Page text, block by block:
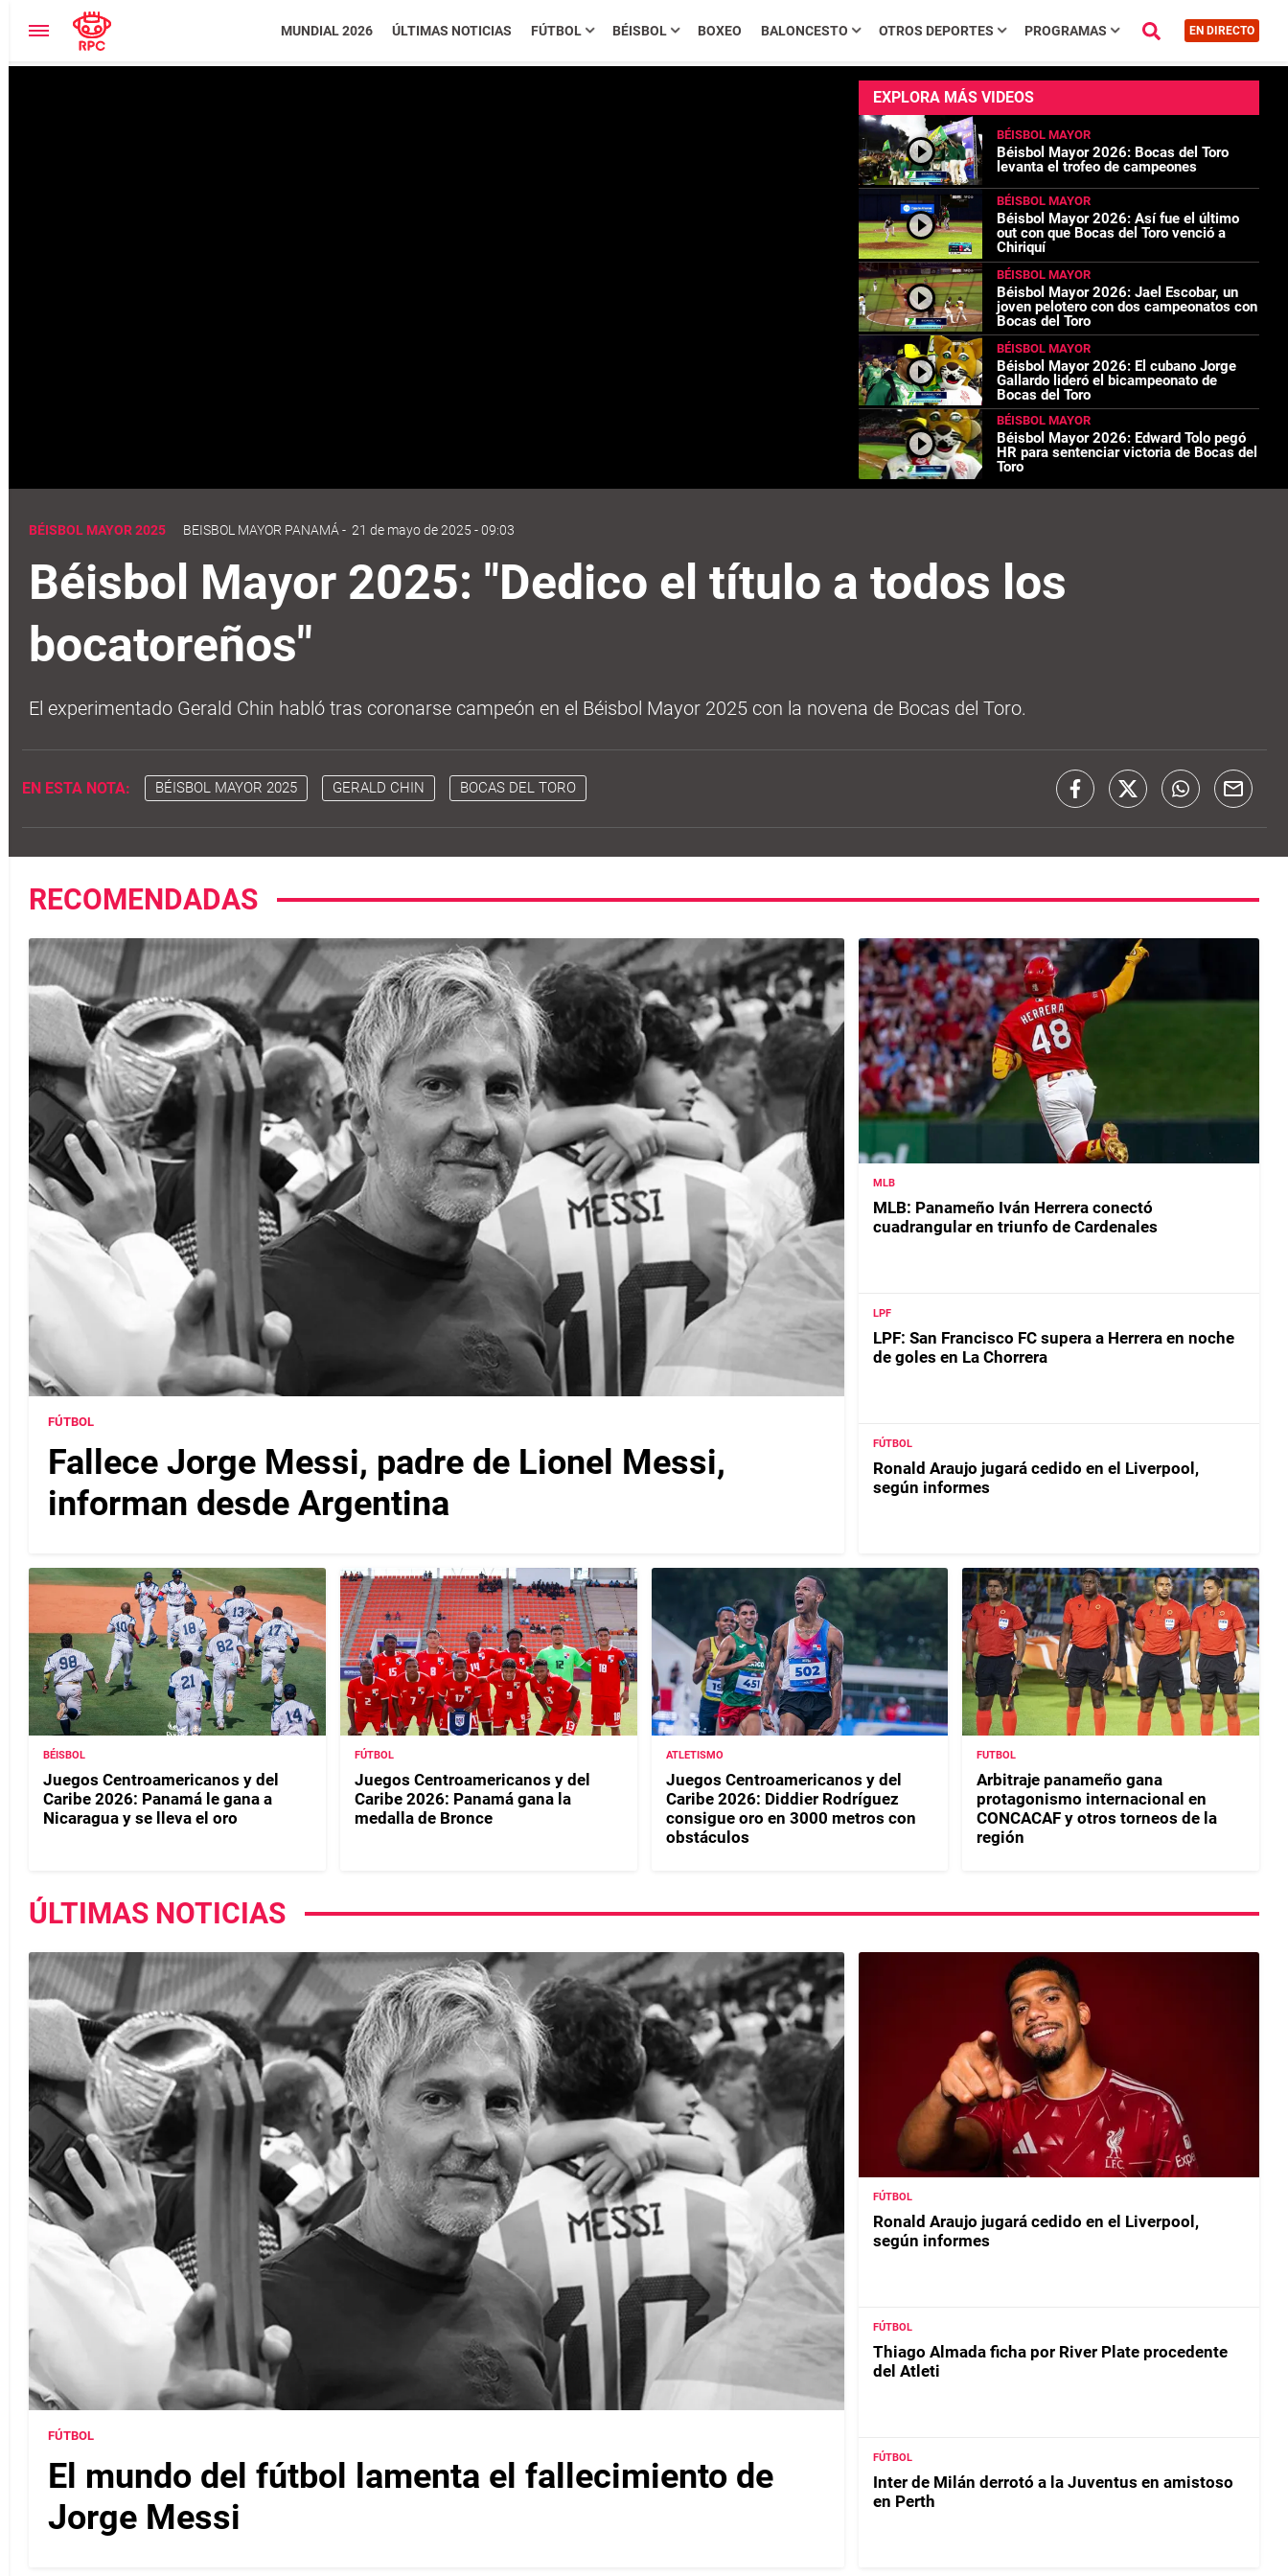
MUNDIAL 2026 ÚLTIMAS NOTICIAS FÚTBOL BÉISBOL BOXEO BALONCESTO OTROS DEPORTES PROGRAMAS EN DIRECTO
EXPLORA MÁS VIDEOS
BÉISBOL MAYOR
Béisbol Mayor 2026: Bocas del Toro
levanta el trofeo de campeones
BÉISBOL MAYOR
Béisbol Mayor 2026: Así fue el último
out con que Bocas del Toro venció a
Chiriquí
BÉISBOL MAYOR
Béisbol Mayor 2026: Jael Escobar, un
joven pelotero con dos campeonatos con
Bocas del Toro
BÉISBOL MAYOR
Béisbol Mayor 2026: El cubano Jorge
Gallardo lideró el bicampeonato de
Bocas del Toro
BÉISBOL MAYOR
Béisbol Mayor 2026: Edward Tolo pegó
HR para sentenciar victoria de Bocas del
Toro
BÉISBOL MAYOR 2025 BEISBOL MAYOR PANAMÁ - 21 de mayo de 2025 - 09:03
Béisbol Mayor 2025: "Dedico el título a todos los
bocatoreños"
El experimentado Gerald Chin habló tras coronarse campeón en el Béisbol Mayor 2025 con la novena de Bocas del Toro.
EN ESTA NOTA: BÉISBOL MAYOR 2025 GERALD CHIN BOCAS DEL TORO
RECOMENDADAS
FÚTBOL
Fallece Jorge Messi, padre de Lionel Messi,
informan desde Argentina
MLB
MLB: Panameño Iván Herrera conectó
cuadrangular en triunfo de Cardenales
LPF
LPF: San Francisco FC supera a Herrera en noche
de goles en La Chorrera
FÚTBOL
Ronald Araujo jugará cedido en el Liverpool,
según informes
BÉISBOL
Juegos Centroamericanos y del
Caribe 2026: Panamá le gana a
Nicaragua y se lleva el oro
FÚTBOL
Juegos Centroamericanos y del
Caribe 2026: Panamá gana la
medalla de Bronce
ATLETISMO
Juegos Centroamericanos y del
Caribe 2026: Diddier Rodríguez
consigue oro en 3000 metros con
obstáculos
FUTBOL
Arbitraje panameño gana
protagonismo internacional en
CONCACAF y otros torneos de la
región
ÚLTIMAS NOTICIAS
FÚTBOL
El mundo del fútbol lamenta el fallecimiento de
Jorge Messi
FÚTBOL
Ronald Araujo jugará cedido en el Liverpool,
según informes
FÚTBOL
Thiago Almada ficha por River Plate procedente
del Atleti
FÚTBOL
Inter de Milán derrotó a la Juventus en amistoso
en Perth